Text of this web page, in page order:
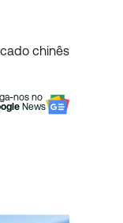
chinês
nos no
News